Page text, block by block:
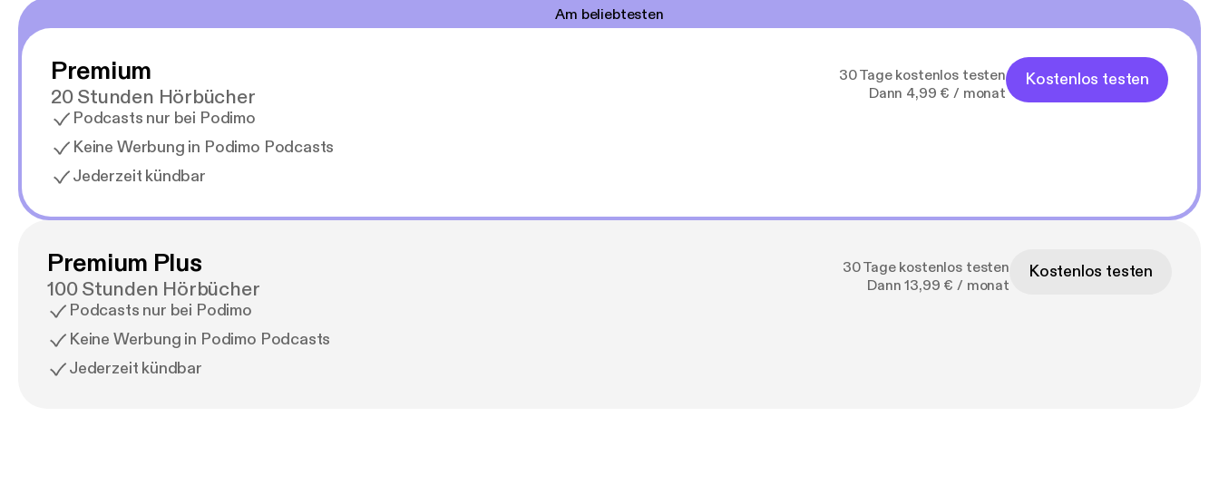
Am beliebtesten
Premium
20 Stunden Hörbücher
Podcasts nur bei Podimo
Keine Werbung in Podimo Podcasts
Jederzeit kündbar
30 Tage kostenlos testen
Dann 4,99 € / monat
Kostenlos testen
Premium Plus
100 Stunden Hörbücher
Podcasts nur bei Podimo
Keine Werbung in Podimo Podcasts
Jederzeit kündbar
30 Tage kostenlos testen
Dann 13,99 € / monat
Kostenlos testen